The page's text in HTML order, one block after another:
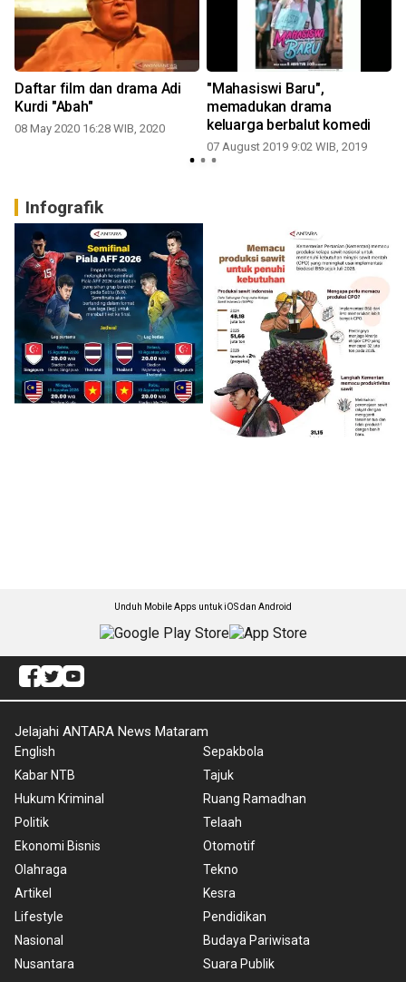
Daftar film dan drama Adi
Kurdi "Abah"
08 May 2020 16:28 WIB, 2020
"Mahasiswi Baru",
memadukan drama
keluarga berbalut komedi
07 August 2019 9:02 WIB, 2019
Infografik
Unduh Mobile Apps untuk iOS dan Android
Jelajahi ANTARA News Mataram
English
Kabar NTB
Hukum Kriminal
Politik
Ekonomi Bisnis
Olahraga
Artikel
Lifestyle
Nasional
Nusantara
Sepakbola
Tajuk
Ruang Ramadhan
Telaah
Otomotif
Tekno
Kesra
Pendidikan
Budaya Pariwisata
Suara Publik